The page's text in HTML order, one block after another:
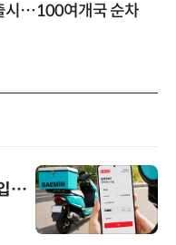
시…100여개국 순차
…